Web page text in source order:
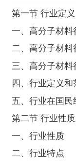
第一节 行业定
一、高分子材料
二、高分子材
三、高分子材
四、行业定义和
五、行业在国
第二节 行业性
一、行业性质
二、行业特点